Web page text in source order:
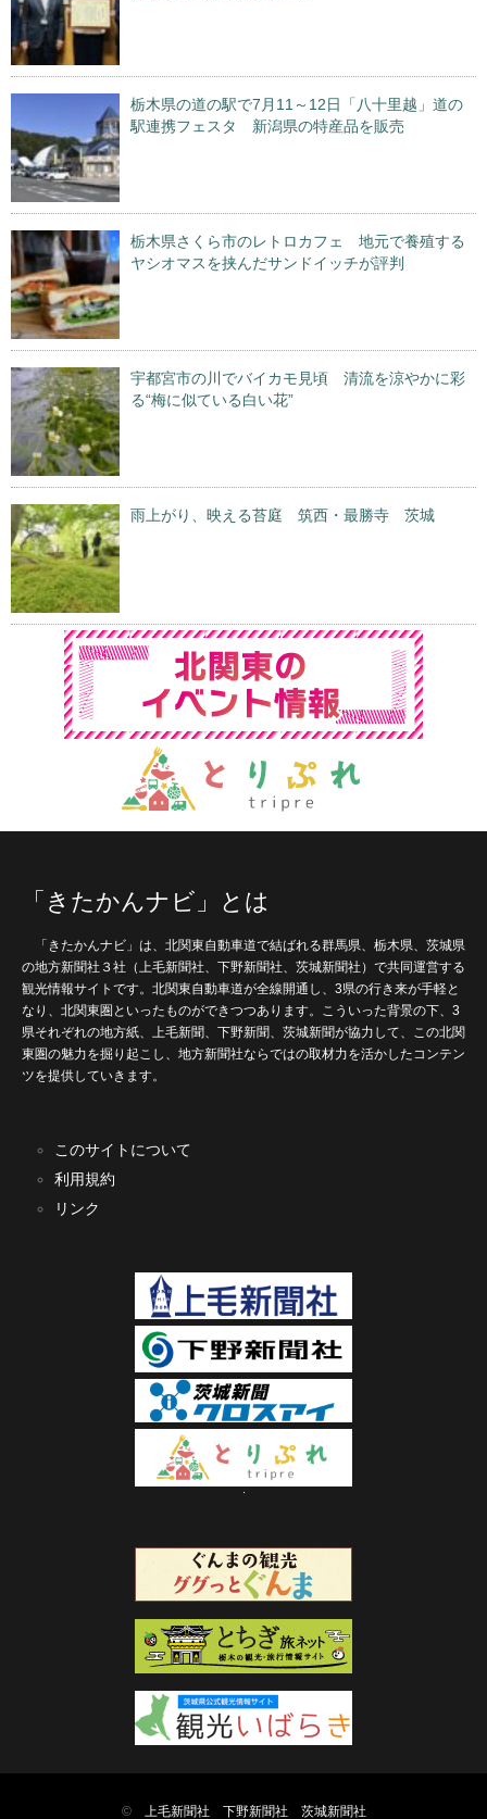
栃木県の道の駅で7月11～12日「八十里越」道の
駅連携フェスタ 新潟県の特産品を販売
栃木県さくら市のレトロカフェ 地元で養殖する
ヤシオマスを挟んだサンドイッチが評判
宇都宮市の川でバイカモ見頃 清流を涼やかに彩
る“梅に似ている白い花”
雨上がり、映える苔庭 筑西・最勝寺 茨城
「きたかんナビ」とは
「きたかんナビ」は、北関東自動車道で結ばれる群馬県、栃木県、茨城県
の地方新聞社３社（上毛新聞社、下野新聞社、茨城新聞社）で共同運営する
観光情報サイトです。北関東自動車道が全線開通し、3県の行き来が手軽と
なり、北関東圏といったものができつつあります。こういった背景の下、3
県それぞれの地方紙、上毛新聞、下野新聞、茨城新聞が協力して、この北関
東圏の魅力を掘り起こし、地方新聞社ならではの取材力を活かしたコンテン
ツを提供していきます。
このサイトについて
利用規約
リンク
© 上毛新聞社 下野新聞社 茨城新聞社